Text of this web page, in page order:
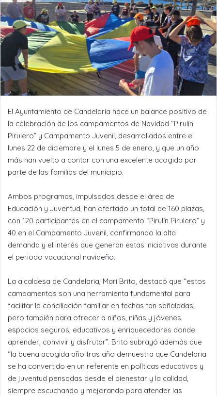
El Ayuntamiento de Candelaria hace un balance positivo de
la celebración de los campamentos de Navidad “Pirulín
Pirulero” y Campamento Juvenil, desarrollados entre el
lunes 22 de diciembre y el lunes 5 de enero, y que un año
más han vuelto a contar con una excelente acogida por
parte de las familias del municipio.
Ambos programas, impulsados desde el área de
Educación y Juventud, han ofertado un total de 160 plazas,
con 120 participantes en el campamento “Pirulín Pirulero” y
40 en el Campamento Juvenil, confirmando la alta
demanda y el interés que generan estas iniciativas durante
el periodo vacacional navideño.
La alcaldesa de Candelaria, Mari Brito, destacó que “estos
campamentos son una herramienta fundamental para
facilitar la conciliación familiar en fechas tan señaladas,
pero también para ofrecer a niños, niñas y jóvenes
espacios seguros, educativos y enriquecedores donde
aprender, convivir y disfrutar”. Brito subrayó además que
“la buena acogida año tras año demuestra que Candelaria
se ha convertido en un referente en políticas educativas y
de juventud pensadas desde el bienestar y la calidad,
siempre escuchando y mejorando para atender las